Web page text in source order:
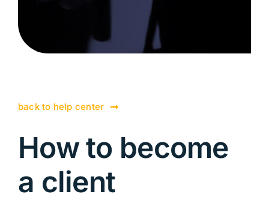
back to help center
How to become
a client